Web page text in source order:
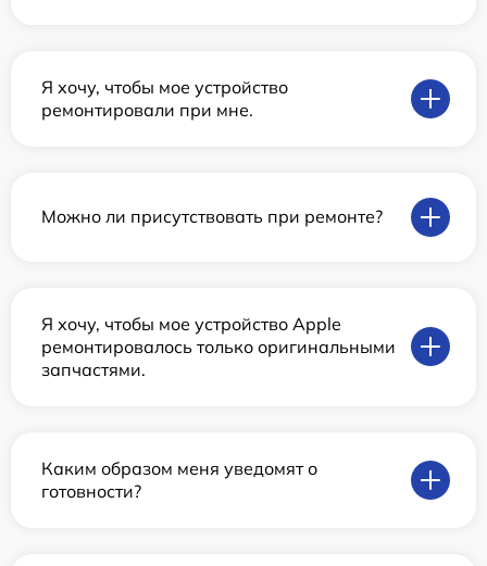
Я хочу, чтобы мое устройство
ремонтировали при мне.
Можно ли присутствовать при ремонте?
Я хочу, чтобы мое устройство Apple
ремонтировалось только оригинальными
запчастями.
Каким образом меня уведомят о
готовности?